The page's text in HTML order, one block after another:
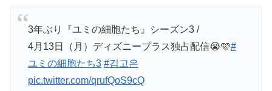
3年ぶり『ユミの細胞たち』シーズン3 /
4月13日（月）ディズニープラス独占配信😭🩷#
ユミの細胞たち3 #김고은
pic.twitter.com/qrufQoS9cQ